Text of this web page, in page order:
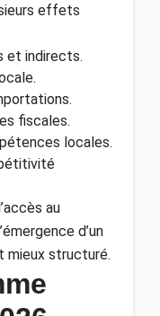
effets
et indirects.
fiscales.
locales.
au
d’un
mieux structuré.